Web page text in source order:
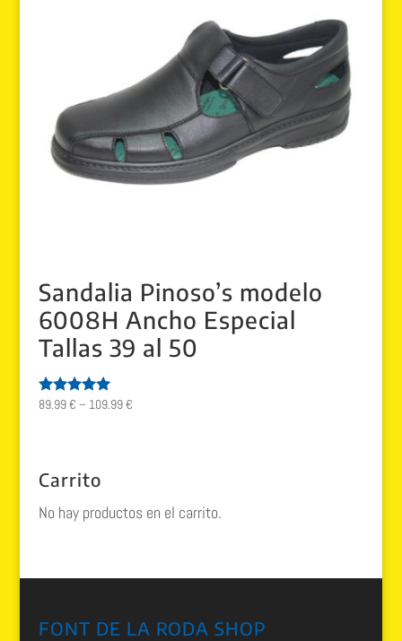
Sandalia Pinoso’s modelo
6008H Ancho Especial
Tallas 39 al 50
Valorado
89.99€ – 109.99€
Carrito
No hay productos en el carrito.
FONT DE LA RODA SHOP